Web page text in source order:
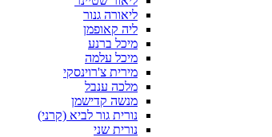
ליאורה גנור
ליה קאופמן
מיכל ברנע
מיכל עלמה
מירית צ'רוינסקי
מלכה ענבל
מנשה קדישמן
נורית גור לביא (קרני)
נורית שני